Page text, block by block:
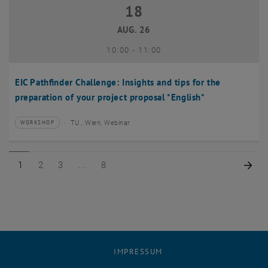
EIC Pathfinder Challenge: Insights and tips for the
preparation of your project proposal *English*
18 August 2026
18
AUG. 26
10:00- bis
11:00
Veranstaltungstyp:
WORKSHOP
Veranstaltungsort:TU , Wien, Webinar
Seite 1 von 8
1 Seite 2 von 8
2 Seite 3 von 8
3 Seite 8 von 8
8
IMPRESSUM